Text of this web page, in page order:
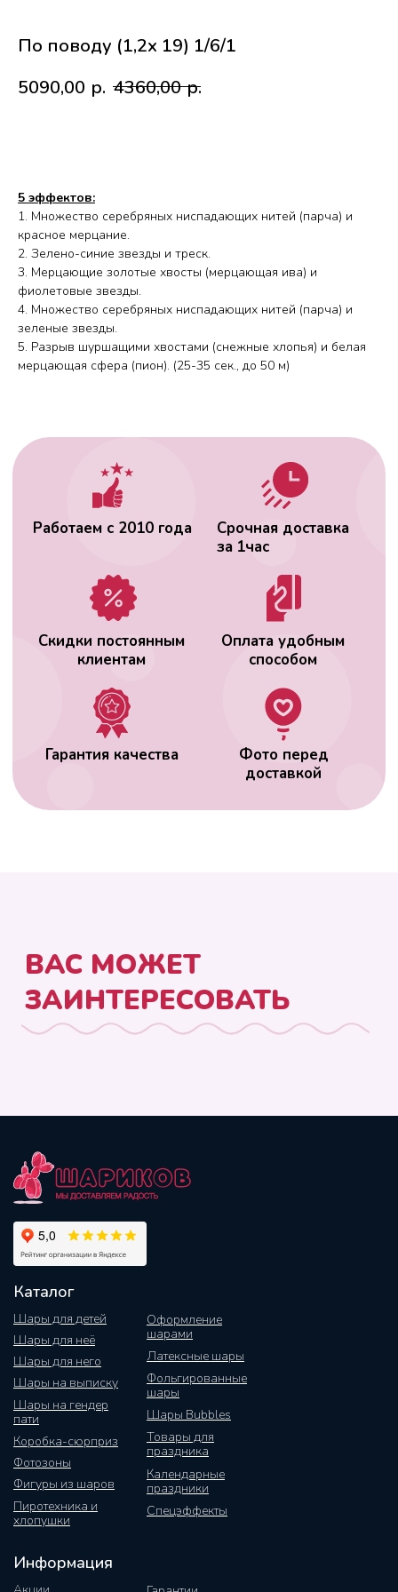
По поводу (1,2х 19) 1/6/1
5090,00 р. 4360,00 р.
5 эффектов:
1. Множество серебряных ниспадающих нитей (парча) и
красное мерцание.
2. Зелено-синие звезды и треск.
3. Мерцающие золотые хвосты (мерцающая ива) и
фиолетовые звезды.
4. Множество серебряных ниспадающих нитей (парча) и
зеленые звезды.
5. Разрыв шуршащими хвостами (снежные хлопья) и белая
мерцающая сфера (пион). (25-35 сек., до 50 м)
Срочная доставка
за1час
Скидки постоянным
клиентам
Оплата удобным
способом
доставкой
ВАС МОЖЕТ
ЗАИНТЕРЕСОВАТЬ
Каталог
Шары для детей
Шары для неё
Шары на выписку
Шары на гендер
пати
Коробка-сюрприз
Фотозоны
Оформление
шарами
Фигуры из шаров
Латексные шары
Фольгированные
шары
Шары Bubbles
Шары для него
Товары для
праздника
Календарные
праздники
Пиротехника и
хлопушки
Спецэффекты
Информация